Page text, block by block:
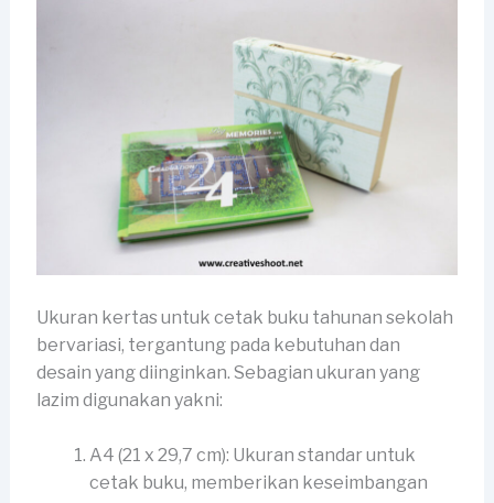
Ukuran kertas untuk cetak buku tahunan sekolah
bervariasi, tergantung pada kebutuhan dan
desain yang diinginkan. Sebagian ukuran yang
lazim digunakan yakni:
A4 (21 x 29,7 cm): Ukuran standar untuk
cetak buku, memberikan keseimbangan